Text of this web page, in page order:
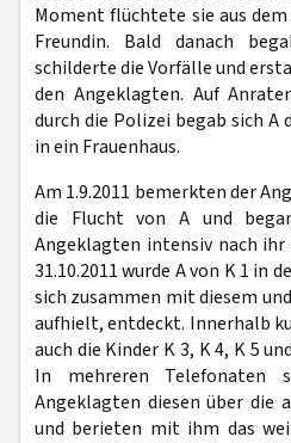
Moment flüchtete sie aus
Freundin. Bald danach
schilderte die Vorfälle und
den Angeklagten. Auf
durch die Polizei begab sich A
in ein Frauenhaus.
Am 1.9.2011 bemerkten der
die Flucht von A und
Angeklagten intensiv nach ihr
31.10.2011 wurde A von K 1 in
sich zusammen mit diesem
aufhielt, entdeckt. Innerhalb
auch die Kinder K 3, K 4, K 5
In mehreren Telefonaten
Angeklagten diesen über die
und berieten mit ihm das